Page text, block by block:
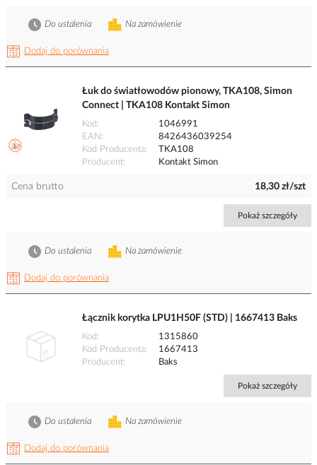
Dodaj do porównania
Na zamówienie
Do ustalenia
Łuk do światłowodów pionowy, TKA108, Simon
Connect | TKA108 Kontakt Simon
Kod
1046991
EAN
8426436039254
Kod Producenta
TKA108
Producent
Kontakt Simon
Cena brutto 18,30 zł/szt
Pokaż szczegóły
Dodaj do porównania
Na zamówienie
Do ustalenia
Łącznik korytka LPU1H50F (STD) | 1667413 Baks
Kod
1315860
Kod Producenta
1667413
Producent
Baks
Pokaż szczegóły
Dodaj do porównania
Na zamówienie
Do ustalenia